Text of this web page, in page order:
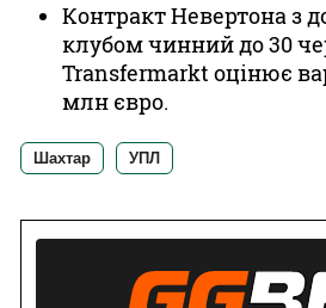
Контракт Невертона з
клубом чинний до 30
Transfermarkt оцінює
млн євро.
Шахтар УПЛ